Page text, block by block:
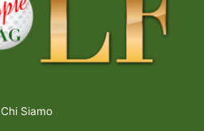
Chi Siamo